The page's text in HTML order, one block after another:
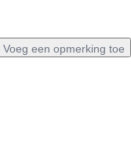
Voeg een opmerking toe